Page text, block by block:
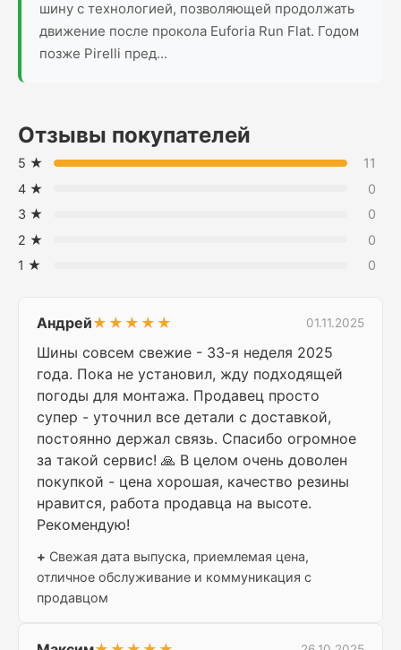
шину с технологией, позволяющей продолжать
движение после прокола Euforia Run Flat. Годом
позже Pirelli пред...
Отзывы покупателей
5 ★
11
4 ★
0
3 ★
0
2 ★
0
1 ★
0
Андрей★★★★★ 01.11.2025
Шины совсем свежие - 33-я неделя 2025
года. Пока не установил, жду подходящей
погоды для монтажа. Продавец просто
супер - уточнил все детали с доставкой,
постоянно держал связь. Спасибо огромное
за такой сервис! 🙏 В целом очень доволен
покупкой - цена хорошая, качество резины
нравится, работа продавца на высоте.
Рекомендую!
+ Свежая дата выпуска, приемлемая цена,
отличное обслуживание и коммуникация с
продавцом